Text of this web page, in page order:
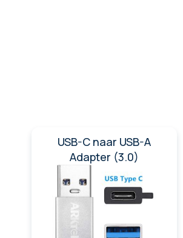
USB-C naar USB-A
Adapter (3.0)